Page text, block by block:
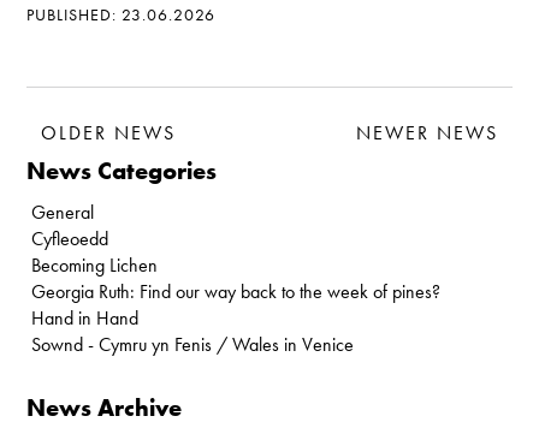
PUBLISHED: 23.06.2026
OLDER NEWS NEWER NEWS
News Categories
General
Cyfleoedd
Becoming Lichen
Georgia Ruth: Find our way back to the week of pines?
Hand in Hand
Sownd - Cymru yn Fenis / Wales in Venice
News Archive